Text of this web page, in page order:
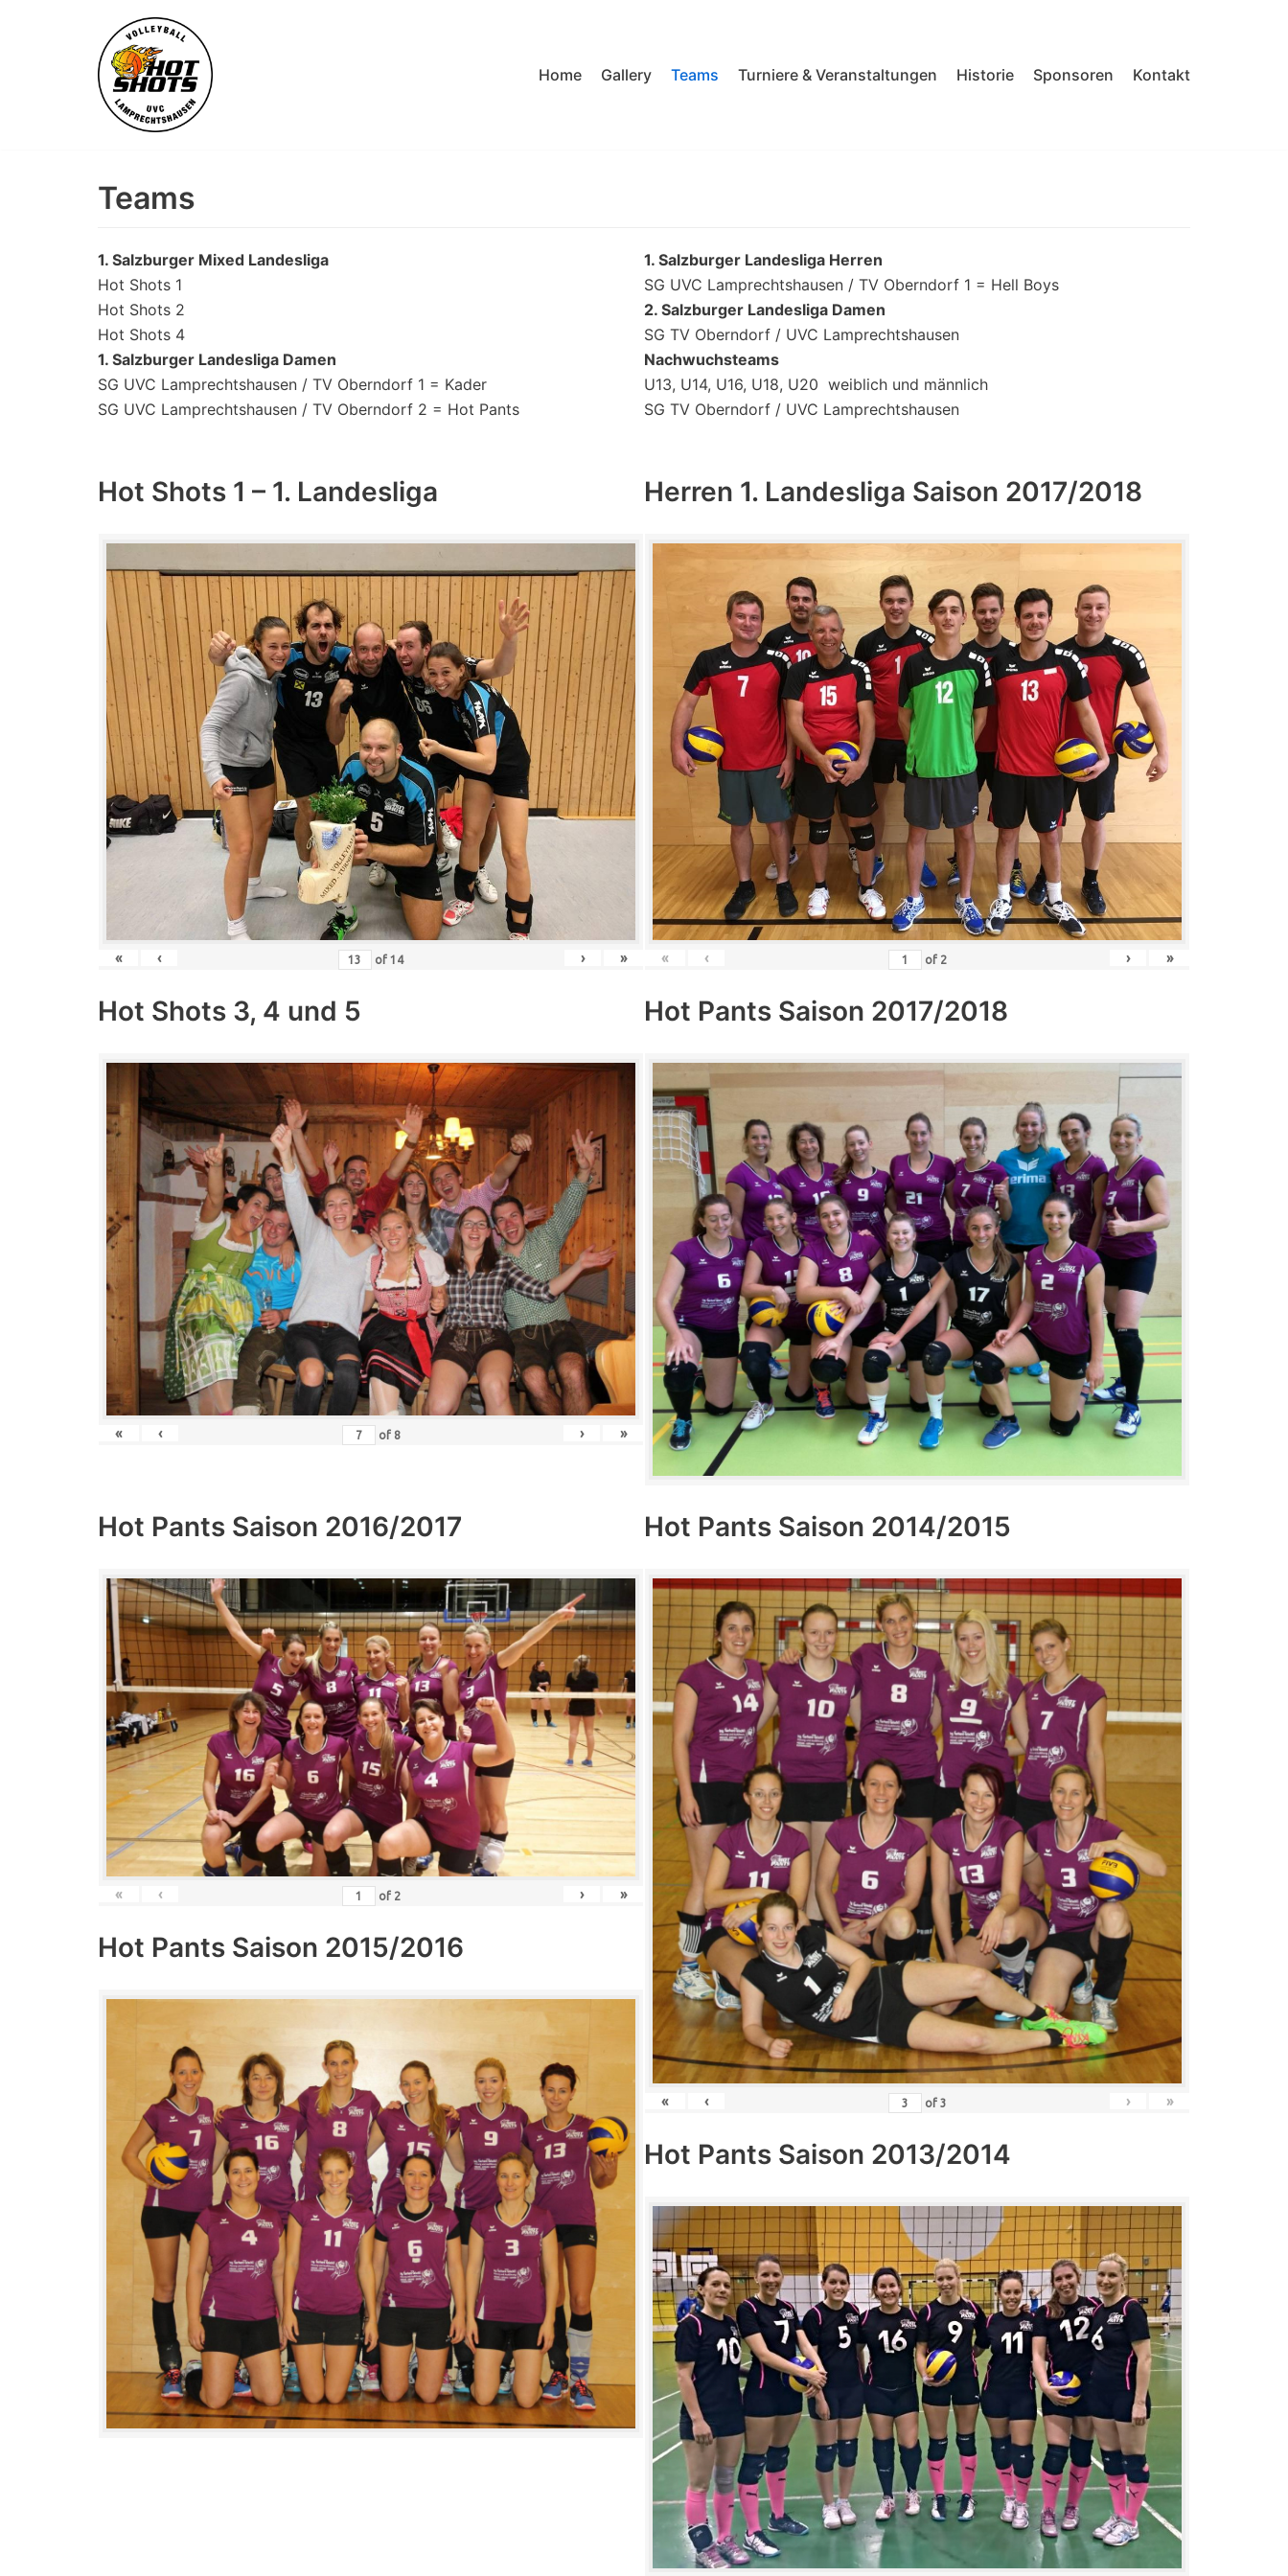
Home Gallery Teams Turniere & Veranstaltungen Historie Sponsoren Kontakt
Teams
1. Salzburger Mixed Landesliga
Hot Shots 1
Hot Shots 2
Hot Shots 4
1. Salzburger Landesliga Damen
SG UVC Lamprechtshausen / TV Oberndorf 1 = Kader
SG UVC Lamprechtshausen / TV Oberndorf 2 = Hot Pants
1. Salzburger Landesliga Herren
SG UVC Lamprechtshausen / TV Oberndorf 1 = Hell Boys
2. Salzburger Landesliga Damen
SG TV Oberndorf / UVC Lamprechtshausen
Nachwuchsteams
U13, U14, U16, U18, U20 weiblich und männlich
SG TV Oberndorf / UVC Lamprechtshausen
Hot Shots 1 – 1. Landesliga
« ‹ of 14 › »
Hot Shots 3, 4 und 5
« ‹ of 8 › »
Herren 1. Landesliga Saison 2017/2018
« ‹ of 2 › »
Hot Pants Saison 2017/2018
Hot Pants Saison 2016/2017
« ‹ of 2 › »
Hot Pants Saison 2015/2016
Hot Pants Saison 2014/2015
« ‹ of 3 › »
Hot Pants Saison 2013/2014